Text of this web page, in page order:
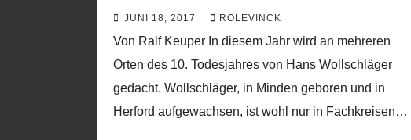
JUNI 18, 2017 ROLEVINCK
Von Ralf Keuper In diesem Jahr wird an mehreren
Orten des 10. Todesjahres von Hans Wollschläger
gedacht. Wollschläger, in Minden geboren und in
Herford aufgewachsen, ist wohl nur in Fachkreisen…